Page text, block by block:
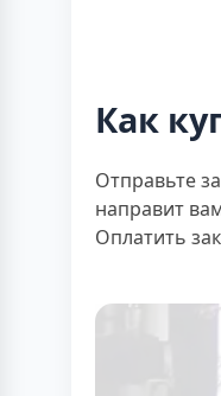
Как
Отправьте
направит
Оплатить